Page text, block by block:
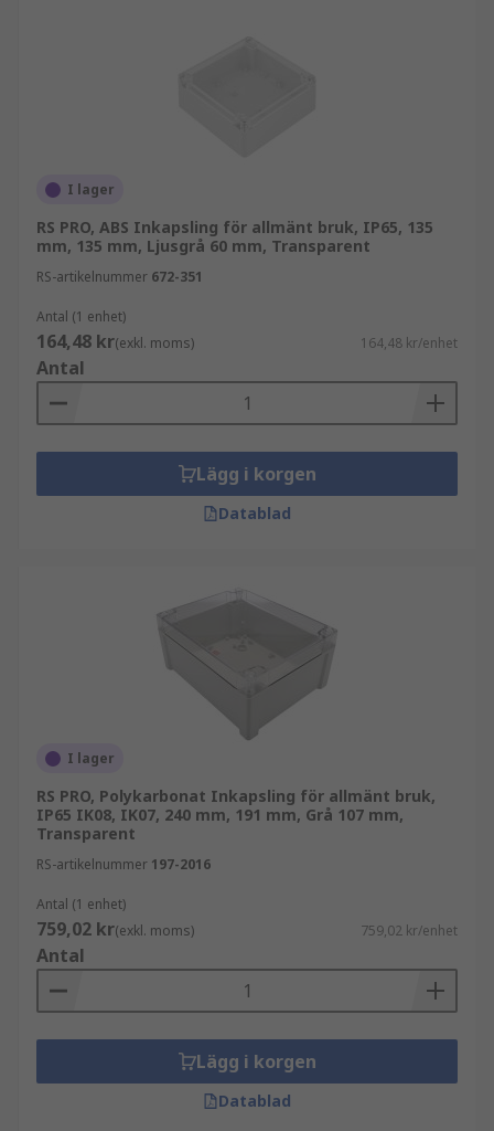
I lager
RS PRO, ABS Inkapsling för allmänt bruk, IP65, 135
mm, 135 mm, Ljusgrå 60 mm, Transparent
RS-artikelnummer 672-351
Antal (1 enhet)
164,48 kr(exkl. moms) 164,48 kr/enhet
Antal
Lägg i korgen
Datablad
I lager
RS PRO, Polykarbonat Inkapsling för allmänt bruk,
IP65 IK08, IK07, 240 mm, 191 mm, Grå 107 mm,
Transparent
RS-artikelnummer 197-2016
Antal (1 enhet)
759,02 kr(exkl. moms) 759,02 kr/enhet
Antal
Lägg i korgen
Datablad